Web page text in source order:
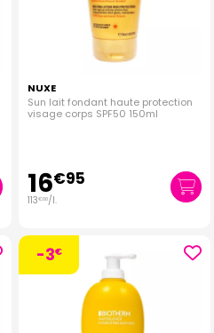
NUXE
Sun lait fondant haute protection
visage corps SPF50 150ml
16€95
113€00/l.
-3€